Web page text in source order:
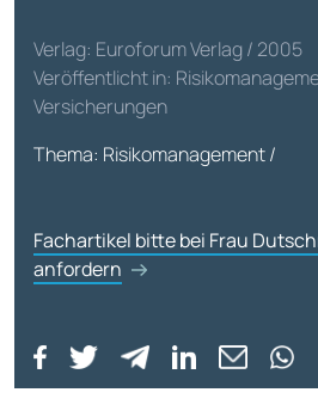
Verlag: Euroforum Verlag / 2005
Veröffentlicht in:
Versicherungen
Thema: Risikomanagement /
Fachartikel bitte bei Frau
anfordern